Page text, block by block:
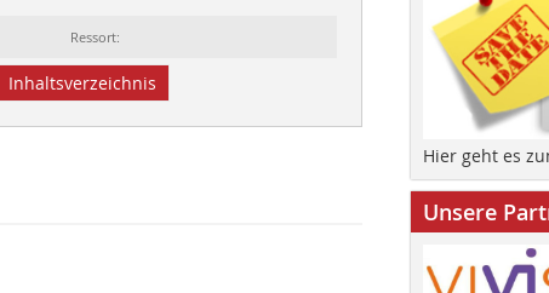
Ressort:
Inhaltsverzeichnis
Hier geht es
Unsere